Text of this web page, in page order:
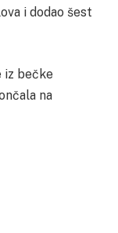
i dodao šest
iz bečke
na